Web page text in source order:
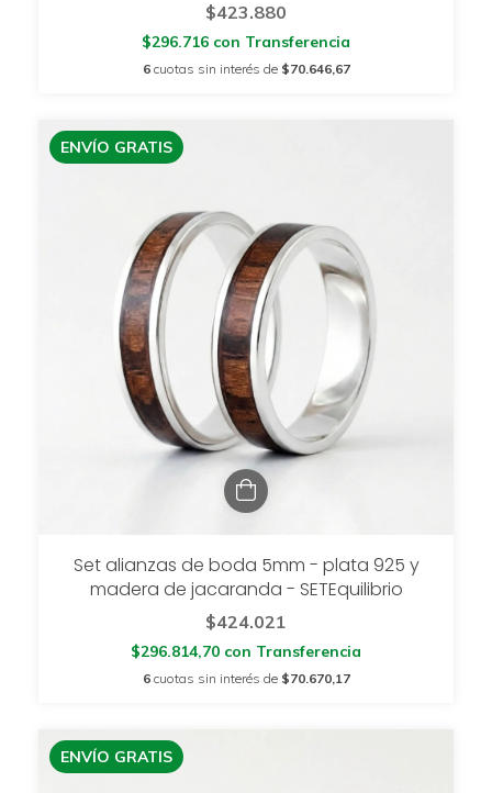
$423.880
$296.716 con Transferencia
6 cuotas sin interés de $70.646,67
ENVÍO GRATIS
Set alianzas de boda 5mm - plata 925 y
madera de jacaranda - SETEquilibrio
$424.021
$296.814,70 con Transferencia
6 cuotas sin interés de $70.670,17
ENVÍO GRATIS